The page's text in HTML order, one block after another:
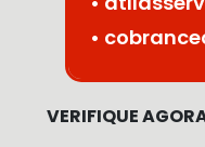
•
VERIFIQUE